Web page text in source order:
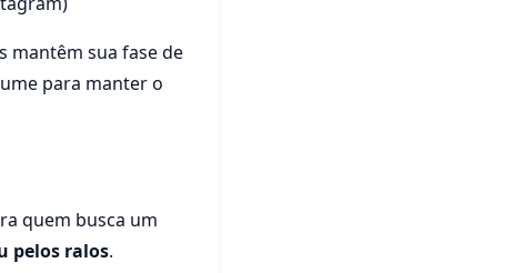
mantêm sua fase de
para manter o
quem busca um
pelos ralos.